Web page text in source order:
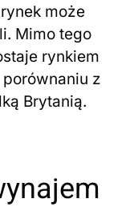
może
Mimo tego
rynkiem
z
Brytanią.